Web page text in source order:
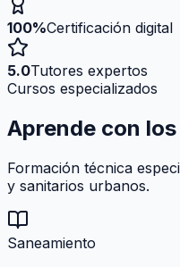
100%Certificación digital
5.0Tutores expertos
Cursos especializados
Aprende con
Formación técnica
y sanitarios urbanos.
Saneamiento